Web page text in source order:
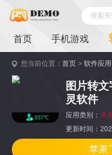
搜索
首页 手机游戏
您当前位置：首页 >软件应用
837℃
图片转
灵软件
应用类别： 常
更新时间：
苹果